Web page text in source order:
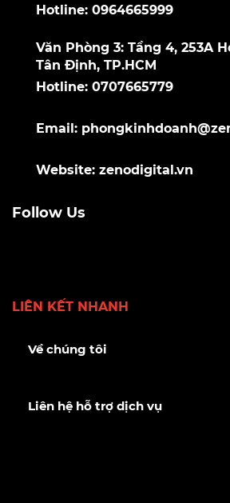
Hotline: 0964665999
Văn Phòng 3: Tầng 4, 253A
Tân Định, TP.HCM
Hotline: 0707665779
Email:
Website: zenodigital.vn
Follow Us
LIÊN KẾT NHANH
Về chúng tôi
Liên hệ hỗ trợ dịch vụ